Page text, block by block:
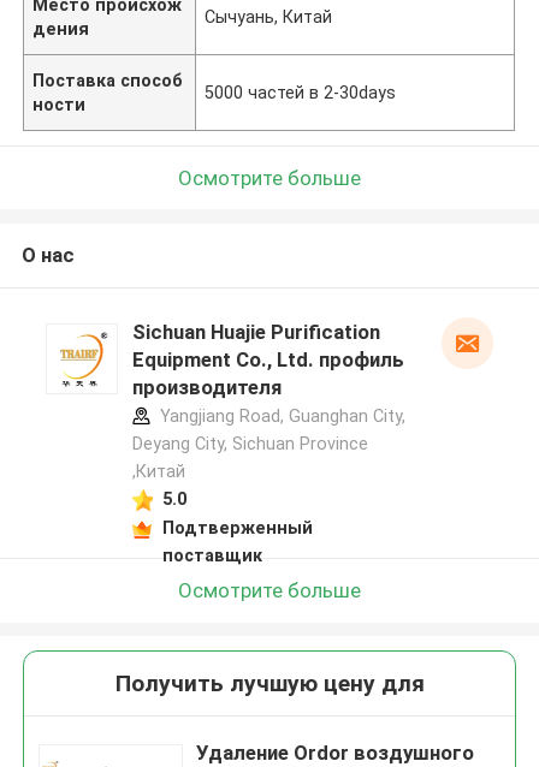
Место происхож
дения
Сычуань, Китай
Поставка способ
ности
5000 частей в 2-30days
Осмотрите больше
О нас
Sichuan Huajie Purification
Equipment Co., Ltd. профиль
производителя
Yangjiang Road, Guanghan City,
Deyang City, Sichuan Province
,Китай
5.0
Подтверженный
поставщик
Осмотрите больше
Получить лучшую цену для
Удаление Ordor воздушного